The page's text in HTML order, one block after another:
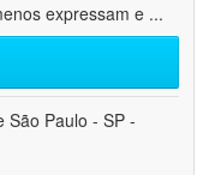
expressam e ...
São Paulo - SP -